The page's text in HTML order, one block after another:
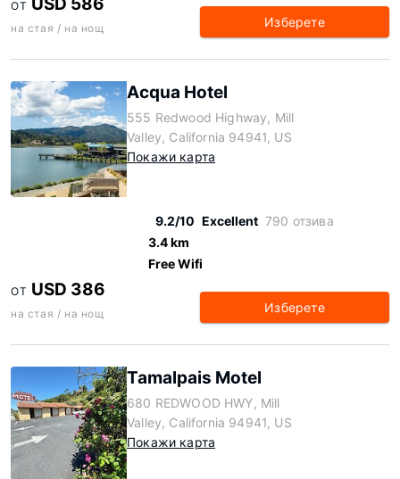
ОТ
на стая / на нощ Изберете
Acqua Hotel
555 Redwood Highway, Mill
Valley, California 94941, US
Покажи карта
9.2/10 Excellent 790 отзива
3.4 km
Free Wifi
ОТ USD 386
на стая / на нощ Изберете
Tamalpais Motel
680 REDWOOD HWY, Mill
Valley, California 94941, US
Покажи карта